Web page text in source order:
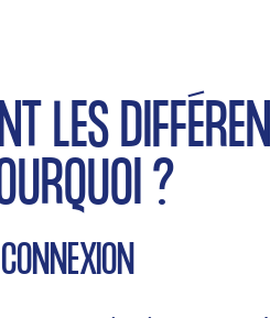
LES
?